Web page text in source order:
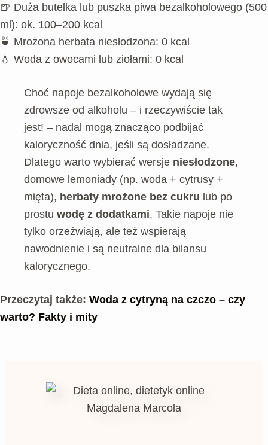
🍺 Duża butelka lub puszka piwa bezalkoholowego (500
ml): ok. 100–200 kcal
🍵 Mrożona herbata niesłodzona: 0 kcal
💧 Woda z owocami lub ziołami: 0 kcal
Choć napoje bezalkoholowe wydają się
zdrowsze od alkoholu – i rzeczywiście tak
jest! – nadal mogą znacząco podbijać
kaloryczność dnia, jeśli są dosładzane.
Dlatego warto wybierać wersje niesłodzone,
domowe lemoniady (np. woda + cytrusy +
mięta), herbaty mrożone bez cukru lub po
prostu wodę z dodatkami. Takie napoje nie
tylko orzeźwiają, ale też wspierają
nawodnienie i są neutralne dla bilansu
kalorycznego.
Przeczytaj także: Woda z cytryną na czczo – czy
warto? Fakty i mity